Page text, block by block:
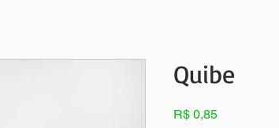
Quibe
R$ 0,85Preço